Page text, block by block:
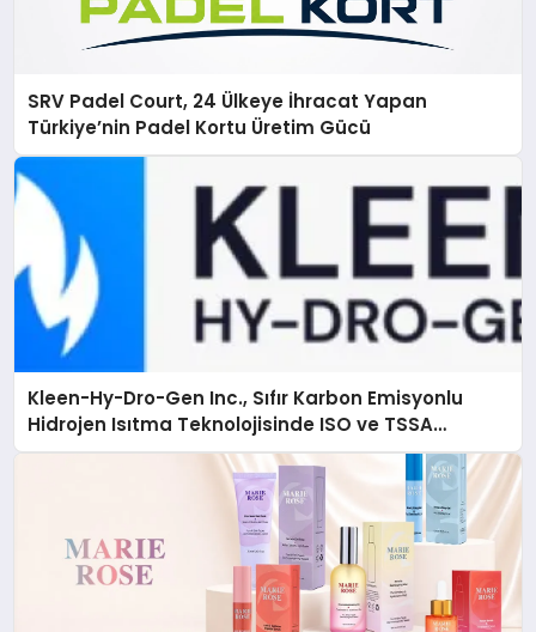
SRV Padel Court, 24 Ülkeye İhracat Yapan
Türkiye’nin Padel Kortu Üretim Gücü
Kleen-Hy-Dro-Gen Inc., Sıfır Karbon Emisyonlu
Hidrojen Isıtma Teknolojisinde ISO ve TSSA
Düzenleyici Onaylarını Aldı